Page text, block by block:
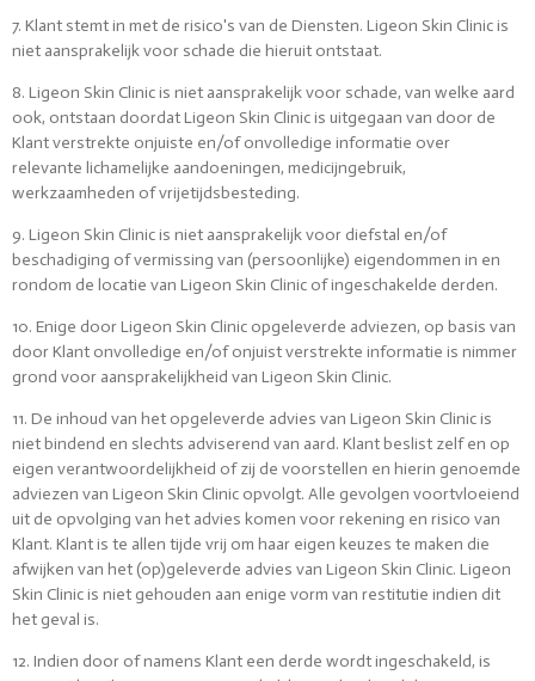
7. Klant stemt in met de risico's van de Diensten. Ligeon Skin Clinic is
niet aansprakelijk voor schade die hieruit ontstaat.
8. Ligeon Skin Clinic is niet aansprakelijk voor schade, van welke aard
ook, ontstaan doordat Ligeon Skin Clinic is uitgegaan van door de
Klant verstrekte onjuiste en/of onvolledige informatie over
relevante lichamelijke aandoeningen, medicijngebruik,
werkzaamheden of vrijetijdsbesteding.
9. Ligeon Skin Clinic is niet aansprakelijk voor diefstal en/of
beschadiging of vermissing van (persoonlijke) eigendommen in en
rondom de locatie van Ligeon Skin Clinic of ingeschakelde derden.
10. Enige door Ligeon Skin Clinic opgeleverde adviezen, op basis van
door Klant onvolledige en/of onjuist verstrekte informatie is nimmer
grond voor aansprakelijkheid van Ligeon Skin Clinic.
11. De inhoud van het opgeleverde advies van Ligeon Skin Clinic is
niet bindend en slechts adviserend van aard. Klant beslist zelf en op
eigen verantwoordelijkheid of zij de voorstellen en hierin genoemde
adviezen van Ligeon Skin Clinic opvolgt. Alle gevolgen voortvloeiend
uit de opvolging van het advies komen voor rekening en risico van
Klant. Klant is te allen tijde vrij om haar eigen keuzes te maken die
afwijken van het (op)geleverde advies van Ligeon Skin Clinic. Ligeon
Skin Clinic is niet gehouden aan enige vorm van restitutie indien dit
het geval is.
12. Indien door of namens Klant een derde wordt ingeschakeld, is